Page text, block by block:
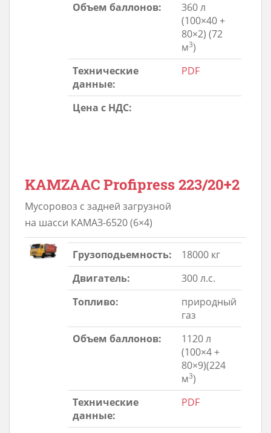
Объем баллонов:
360 л
(100×40 +
80×2) (72
м3)
Технические
данные:
PDF
Цена с НДС:
KAMZAAC Profipress 223/20+2
Мусоровоз с задней загрузной
на шасси КАМАЗ-6520 (6×4)
Грузоподьемность:
18000 кг
Двигатель:
300 л.с.
Топливо:
природный
газ
Объем баллонов:
1120 л
(100×4 +
80×9)(224
м3)
Технические
данные:
PDF